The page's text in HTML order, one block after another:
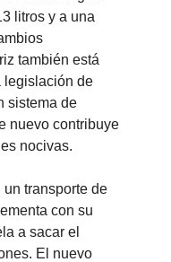
litros y a una
también está
legislación de
sistema de
nuevo contribuye
nocivas.
transporte de
con su
a sacar el
El nuevo